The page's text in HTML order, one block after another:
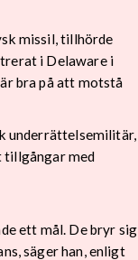
missil, tillhörde
i Delaware i
bra på att motstå
underrättelsemilitär,
tillgångar med
ett mål. De bryr sig
säger han, enligt